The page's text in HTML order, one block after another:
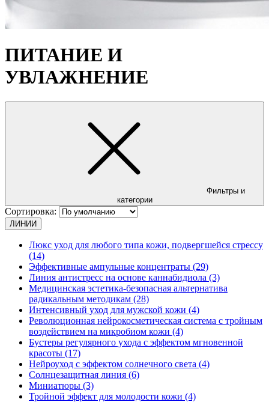
ПИТАНИЕ И
УВЛАЖНЕНИЕ
Фильтры и
категории
Сортировка:
ЛИНИИ
Люкс уход для любого типа кожи, подвергшейся стрессу
(14)
Эффективные ампульные концентраты (29)
Линия антистресс на основе каннабидиола (3)
Медицинская эстетика-безопасная альтернатива
радикальным методикам (28)
Интенсивный уход для мужской кожи (4)
Революционная нейрокосметическая система с тройным
воздействием на микробиом кожи (4)
Бустеры регулярного ухода с эффектом мгновенной
красоты (17)
Нейроуход с эффектом солнечного света (4)
Солнцезащитная линия (6)
Миниатюры (3)
Тройной эффект для молодости кожи (4)